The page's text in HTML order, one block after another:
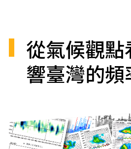
從氣候觀點
響臺灣的頻